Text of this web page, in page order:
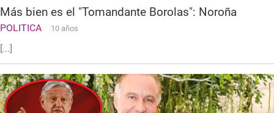
Más bien es el "Tomandante Borolas": Noroña
POLITICA 10 años
[...]